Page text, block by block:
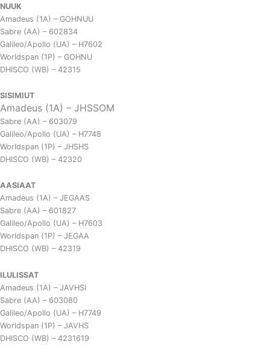
NUUK
Amadeus (1A) – GOHNUU
Sabre (AA) – 602834
Galileo/Apollo (UA) – H7602
Worldspan (1P) – GOHNU
DHISCO (WB) – 42315
SISIMIUT
Amadeus (1A) – JHSSOM
Sabre (AA) – 603079
Galileo/Apollo (UA) – H7748
Worldspan (1P) – JHSHS
DHISCO (WB) – 42320
AASIAAT
Amadeus (1A) – JEGAAS
Sabre (AA) – 601827
Galileo/Apollo (UA) – H7603
Worldspan (1P) – JEGAA
DHISCO (WB) – 42319
ILULISSAT
Amadeus (1A) – JAVHSI
Sabre (AA) – 603080
Galileo/Apollo (UA) – H7749
Worldspan (1P) – JAVHS
DHISCO (WB) – 4231619